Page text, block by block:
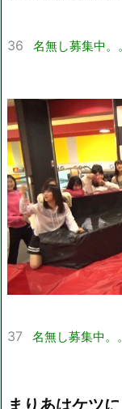
36 名無し募集中。
37 名無し募集中。
まりあはケツ